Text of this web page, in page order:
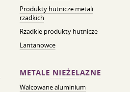
Produkty hutnicze metali
rzadkich
Rzadkie produkty hutnicze
Lantanowce
METALE NIEŻELAZNE
Walcowane aluminium